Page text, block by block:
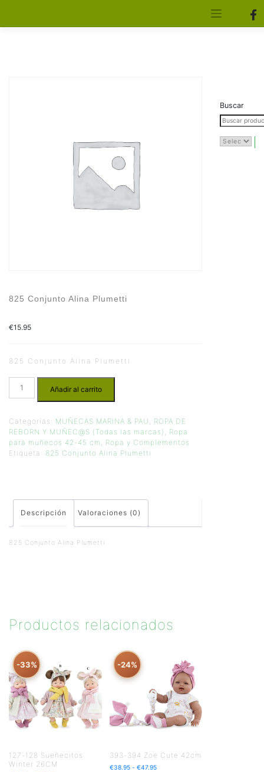
825 Conjunto Alina Plumetti
€15.95
825 Conjunto Alina Plumetti
Añadir al carrito
Categorías: MUÑECAS MARINA & PAU
ROPA DE
REBORN Y MUÑEC@S (Todas las marcas)
Ropa
para muñecos 42-45 cm
Ropa y Complementos
Etiqueta: 825 Conjunto Alina Plumetti
Descripción Valoraciones (0)
825 Conjunto Alina Plumetti
Productos relacionados
-33%
127-128 Sueñecitos
Winter 26CM
-24%
393-394 Zoe Cute 42cm
€38.95 - €47.95
Buscar